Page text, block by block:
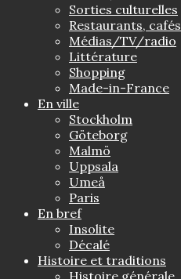
Sorties culturelles
Restaurants, cafés
Médias/TV/radio
Littérature
Shopping
Made-in-France
En ville
Stockholm
Göteborg
Malmö
Uppsala
Umeå
Paris
En bref
Insolite
Décalé
Histoire et traditions
Histoire générale